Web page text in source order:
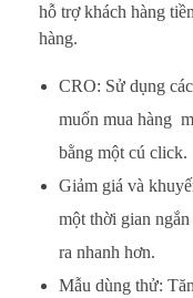
hỗ trợ khách hàng
hàng.
CRO: Sử dụng
muốn mua hàng
bằng một cú click.
Giảm giá và
một thời gian
ra nhanh hơn.
Mẫu dùng thử: